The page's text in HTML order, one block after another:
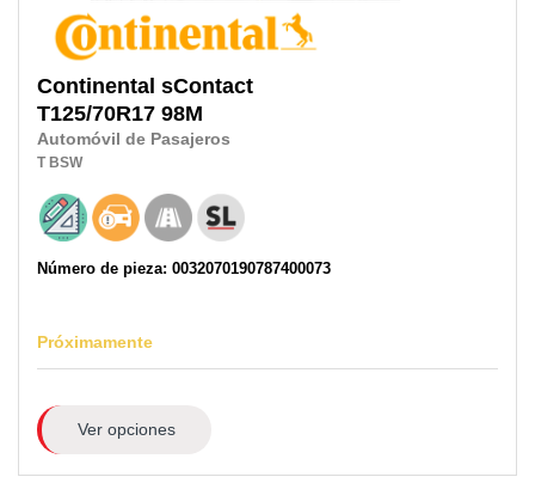
Continental sContact
T125/70R17 98M
Automóvil de Pasajeros
T BSW
Número de pieza: 0032070190787400073
Próximamente
Ver opciones